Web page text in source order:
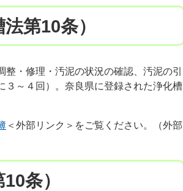
第10条）
・修理・汚泥の状況の確認、汚泥の引
３～４回）。奈良県に登録された浄化槽
＜外部リンク＞ ​をご覧ください。（外部
条）